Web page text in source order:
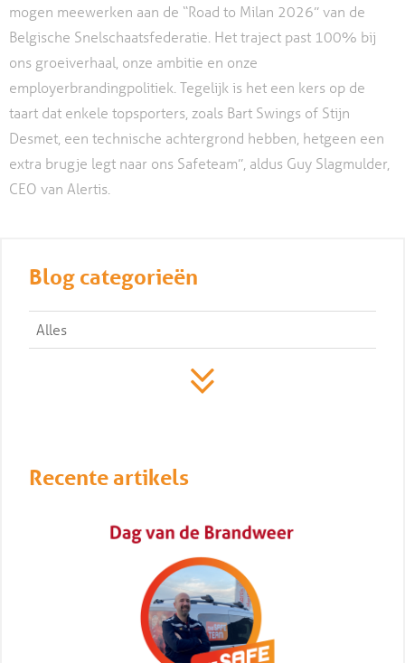
Blog categorieën
Alles
Recente artikels
mogen meewerken aan de “Road to Milan 2026” van de
Belgische Snelschaatsfederatie. Het traject past 100% bij
ons groeiverhaal, onze ambitie en onze
employerbrandingpolitiek. Tegelijk is het een kers op de
taart dat enkele topsporters, zoals Bart Swings of Stijn
Desmet, een technische achtergrond hebben, hetgeen een
extra brugje legt naar ons Safeteam”, aldus Guy Slagmulder,
CEO van Alertis.